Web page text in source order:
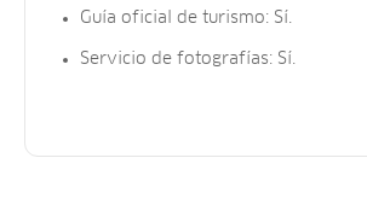
Guía oficial de turismo: Sí.
Servicio de fotografías: Sí.